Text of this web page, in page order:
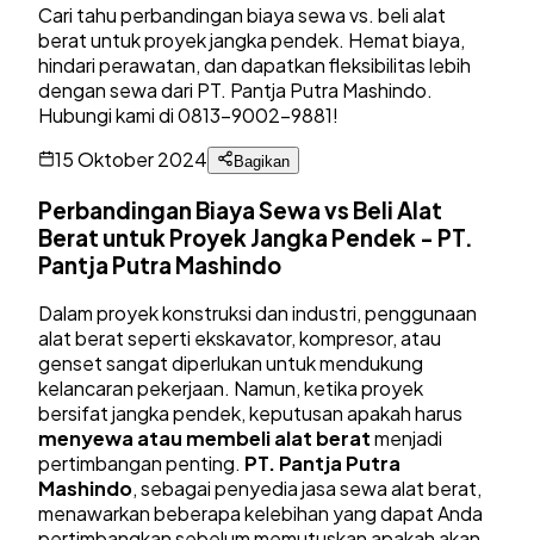
Cari tahu perbandingan biaya sewa vs. beli alat
berat untuk proyek jangka pendek. Hemat biaya,
hindari perawatan, dan dapatkan fleksibilitas lebih
dengan sewa dari PT. Pantja Putra Mashindo.
Hubungi kami di 0813-9002-9881!
15 Oktober 2024
Bagikan
Perbandingan Biaya Sewa vs Beli Alat
Berat untuk Proyek Jangka Pendek - PT.
Pantja Putra Mashindo
Dalam proyek konstruksi dan industri, penggunaan
alat berat seperti ekskavator, kompresor, atau
genset sangat diperlukan untuk mendukung
kelancaran pekerjaan. Namun, ketika proyek
bersifat jangka pendek, keputusan apakah harus
menyewa atau membeli alat beratmenjadi
pertimbangan penting. PT. Pantja Putra
Mashindo, sebagai penyedia jasa sewa alat berat,
menawarkan beberapa kelebihan yang dapat Anda